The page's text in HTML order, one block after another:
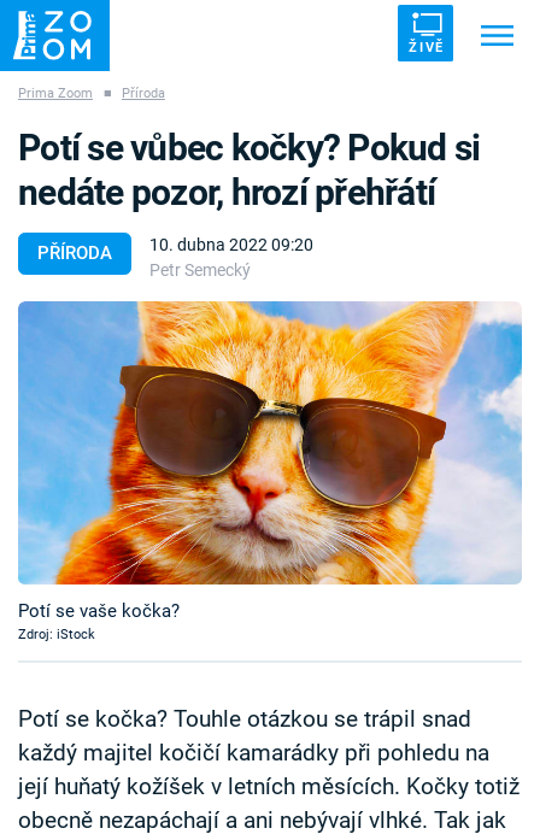
ŽIVĚ
ZÁHADY VETŘELCI DÁVNOVĚKU
Témata
Témata
Pořady
TV Program
Časopis
Sledujte prima+
Sledujte nás
Prima Zoom ■ Příroda
PŘÍRODA
10. dubna 2022 09:20
Petr Semecký
Potí se vůbec kočky? Pokud si
nedáte pozor, hrozí přehřátí
Potí se vaše kočka?
Zdroj: iStock
Potí se kočka? Touhle otázkou se trápil snad
každý majitel kočičí kamarádky při pohledu na
její huňatý kožíšek v letních měsících. Kočky totiž
obecně nezapáchají a ani nebývají vlhké. Tak jak